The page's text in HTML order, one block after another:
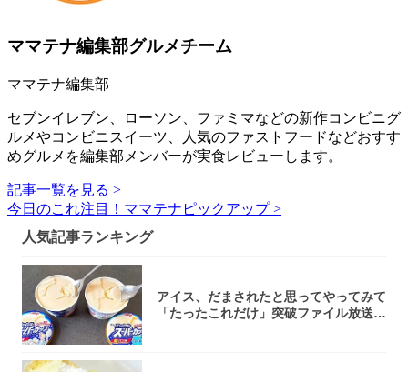
ママテナ編集部グルメチーム
ママテナ編集部
セブンイレブン、ローソン、ファミマなどの新作コンビニグ
ルメやコンビニスイーツ、人気のファストフードなどおすす
めグルメを編集部メンバーが実食レビューします。
記事一覧を見る >
今日のこれ注目！ママテナピックアップ >
人気記事ランキング
アイス、だまされたと思ってやってみて
「たったこれだけ」突破ファイル放送で